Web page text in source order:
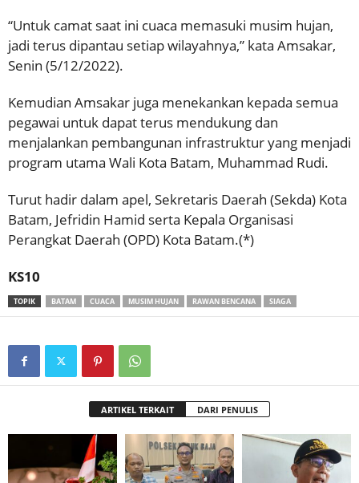
“Untuk camat saat ini cuaca memasuki musim hujan,
jadi terus dipantau setiap wilayahnya,” kata Amsakar,
Senin (5/12/2022).
Kemudian Amsakar juga menekankan kepada semua
pegawai untuk dapat terus mendukung dan
menjalankan pembangunan infrastruktur yang menjadi
program utama Wali Kota Batam, Muhammad Rudi.
Turut hadir dalam apel, Sekretaris Daerah (Sekda) Kota
Batam, Jefridin Hamid serta Kepala Organisasi
Perangkat Daerah (OPD) Kota Batam.(*)
KS10
TOPIK BATAM CUACA MUSIM HUJAN RAWAN BENCANA SIAGA
ARTIKEL TERKAIT DARI PENULIS